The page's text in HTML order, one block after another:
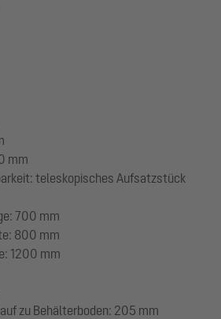
mm
teleskopisches Aufsatzstück
700 mm
800 mm
1200 mm
zu Behälterboden: 205 mm